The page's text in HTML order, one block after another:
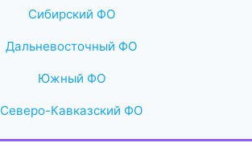
Сибирский ФО
Дальневосточный ФО
Южный ФО
Северо-Кавказский ФО